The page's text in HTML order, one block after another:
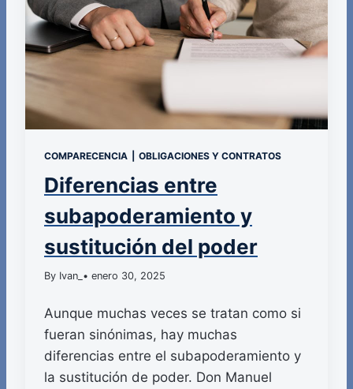
COMPARECENCIA OBLIGACIONES Y CONTRATOS
Diferencias entre
subapoderamiento y
sustitución del poder
By Ivan_ • enero 30, 2025
Aunque muchas veces se tratan como si
fueran sinónimas, hay muchas
diferencias entre el subapoderamiento y
la sustitución de poder. Don Manuel